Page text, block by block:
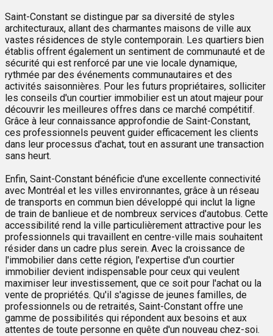
Saint-Constant se distingue par sa diversité de styles
architecturaux, allant des charmantes maisons de ville aux
vastes résidences de style contemporain. Les quartiers bien
établis offrent également un sentiment de communauté et de
sécurité qui est renforcé par une vie locale dynamique,
rythmée par des événements communautaires et des
activités saisonnières. Pour les futurs propriétaires, solliciter
les conseils d'un courtier immobilier est un atout majeur pour
découvrir les meilleures offres dans ce marché compétitif.
Grâce à leur connaissance approfondie de Saint-Constant,
ces professionnels peuvent guider efficacement les clients
dans leur processus d'achat, tout en assurant une transaction
sans heurt.
Enfin, Saint-Constant bénéficie d'une excellente connectivité
avec Montréal et les villes environnantes, grâce à un réseau
de transports en commun bien développé qui inclut la ligne
de train de banlieue et de nombreux services d'autobus. Cette
accessibilité rend la ville particulièrement attractive pour les
professionnels qui travaillent en centre-ville mais souhaitent
résider dans un cadre plus serein. Avec la croissance de
l'immobilier dans cette région, l'expertise d'un courtier
immobilier devient indispensable pour ceux qui veulent
maximiser leur investissement, que ce soit pour l'achat ou la
vente de propriétés. Qu'il s'agisse de jeunes familles, de
professionnels ou de retraités, Saint-Constant offre une
gamme de possibilités qui répondent aux besoins et aux
attentes de toute personne en quête d'un nouveau chez-soi.